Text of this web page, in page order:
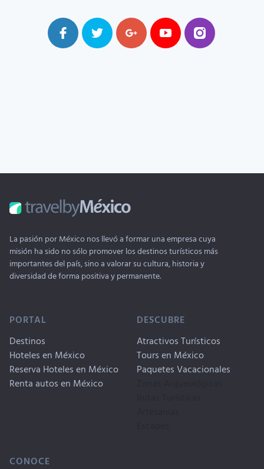
La pasión por México nos llevó a formar una empresa cuya
misión ha sido no sólo promover los destinos turísticos más
importantes del país, sino a valorar su cultura, historia y
diversidad de forma positiva y permanente.
PORTAL
Destinos
Hoteles en México
Reserva Hoteles en México
Renta autos en México
DESCUBRE
Atractivos Turísticos
Tours en México
Paquetes Vacacionales
CONOCE